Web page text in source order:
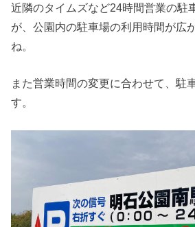
近隣のタイムズなど24時間営業の駐
が、公園内の駐車場の利用時間が広
ね。
また営業時間の変更に合わせて、駐
す。